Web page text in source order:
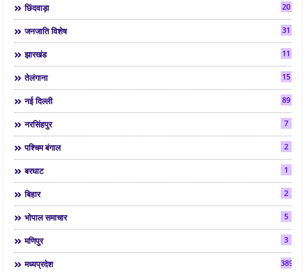
छिंदवाड़ा 20
जनजाति विशेष 31
झारखंड 11
तेलंगाना 15
नई दिल्ली 89
नरसिंहपुर 7
पश्चिम बंगाल 2
बरघाट 1
बिहार 2
भोपाल समाचार 5
मणिपुर 3
मध्यप्रदेश 3892